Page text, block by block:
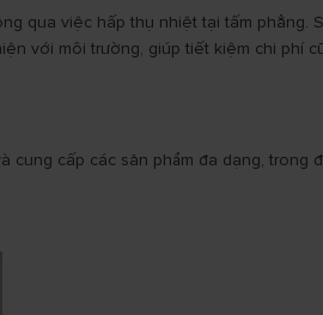
qua việc hấp thụ nhiệt tại tấm phẳng.
với môi trường, giúp tiết kiệm chi phí
cấp các sản phẩm đa dạng, trong